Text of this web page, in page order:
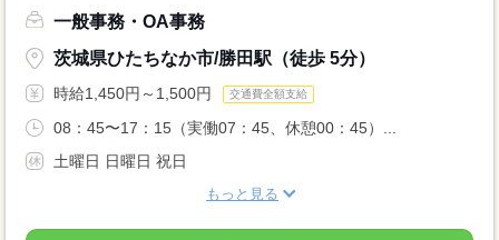
一般事務・OA事務
茨城県ひたちなか市/勝田駅（徒歩 5分）
時給1,450円～1,500円 交通費全額支給
08：45〜17：15（実働07：45、休憩00：45）...
土曜日 日曜日 祝日
もっと見る